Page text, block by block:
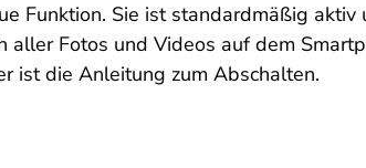
Funktion. Sie ist standardmäßig
Fotos und Videos auf dem
ist die Anleitung zum Abschalten.